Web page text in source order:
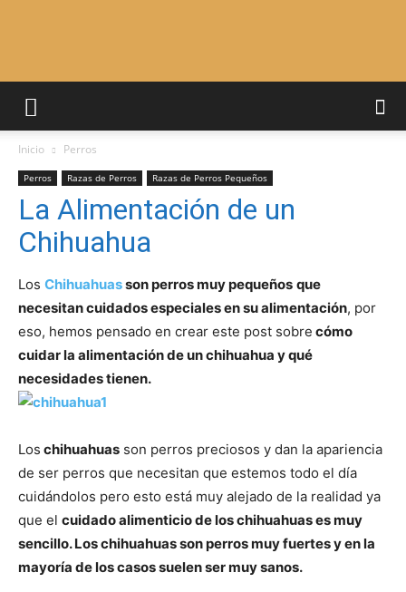
Adiestrar
Razas
Perros
–
Inicio Perros
Perros Razas de Perros Razas de Perros Pequeños
La Alimentación de un
Chihuahua
Los Chihuahuasson perros muy pequeños que
necesitan cuidados especiales en su alimentación, por
eso, hemos pensado en crear este post sobre cómo
cuidar la alimentación de un chihuahua y qué
necesidades tienen.
Los chihuahuas son perros preciosos y dan la apariencia
de ser perros que necesitan que estemos todo el día
cuidándolos pero esto está muy alejado de la realidad ya
que el cuidado alimenticio de los chihuahuas es muy
sencillo. Los chihuahuas son perros muy fuertes y en la
mayoría de los casos suelen ser muy sanos.